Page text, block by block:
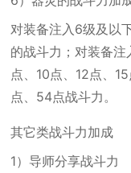
对装备注入6级及以
的战斗力；对装备
点、10点、12点、
点、54点战斗力。
其它类战斗力加成
1）导师分享战斗力